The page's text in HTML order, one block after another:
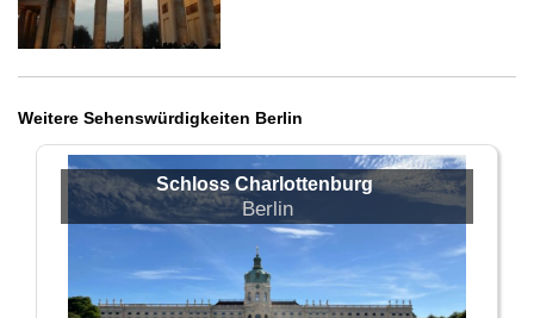
Weitere Sehenswürdigkeiten Berlin
Schloss Charlottenburg
Berlin